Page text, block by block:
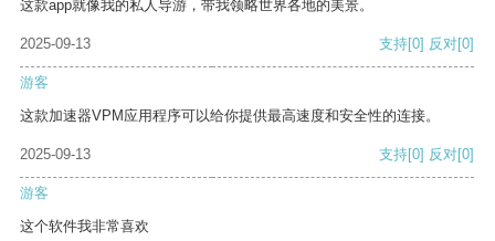
这款app就像我的私人导游，带我领略世界各地的美景。
2025-09-13 支持[0] 反对[0]
游客
这款加速器VPM应用程序可以给你提供最高速度和安全性的连接。
2025-09-13 支持[0] 反对[0]
游客
这个软件我非常喜欢